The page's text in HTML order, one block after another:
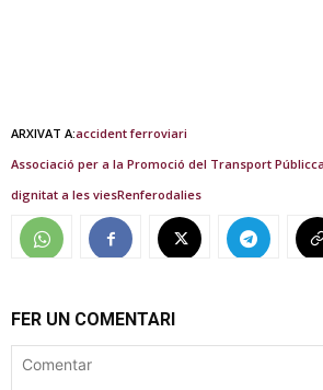
ARXIVAT A:accident ferroviari
Associació per a la Promoció del Transport Públic
dignitat a les viesRenferodalies
FER UN COMENTARI